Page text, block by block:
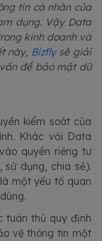
tin cá nhân của
dụng. Vậy Data
kinh doanh và
này, Bizflysẽ giải
đề bảo mật dữ
kiểm soát của
Khác với Data
quyền riêng tư
dụng, chia sẻ).
một yếu tố quan
tuân thủ quy định
vệ thông tin một